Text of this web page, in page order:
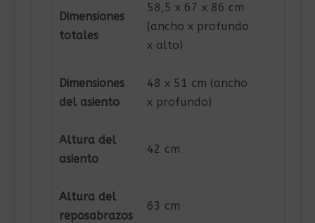
Dimensiones
totales
58,5 x 67 x 86 cm
(ancho x profundo
x alto)
Dimensiones
del asiento
48 x 51 cm (ancho
x profundo)
Altura del
asiento
42 cm
Altura del
reposabrazos
63 cm